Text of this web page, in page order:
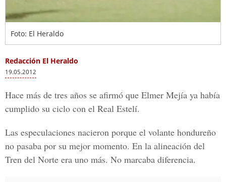
Foto: El Heraldo
Redacción El Heraldo
19.05.2012
Hace más de tres años se afirmó que Elmer Mejía ya había
cumplido su ciclo con el Real Estelí.
Las especulaciones nacieron porque el volante hondureño
no pasaba por su mejor momento. En la alineación del
Tren del Norte era uno más. No marcaba diferencia.